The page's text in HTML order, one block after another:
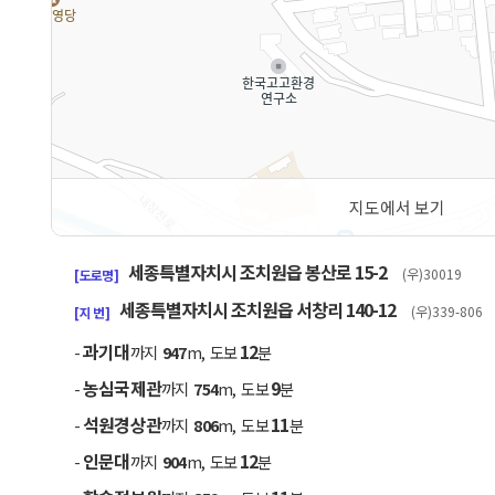
지도에서 보기
[도로명] 세종특별자치시 조치원읍 봉산로 15-2 (우)30019
[지 번] 세종특별자치시 조치원읍 서창리 140-12 (우)339-806
-과기대까지 947m, 도보12분
-농심국제관까지 754m, 도보9분
-석원경상관까지 806m, 도보11분
-인문대까지 904m, 도보12분